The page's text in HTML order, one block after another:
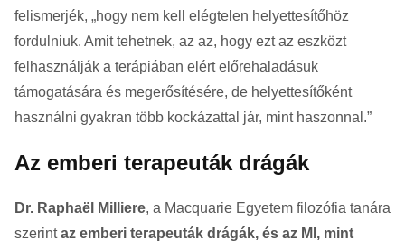
felismerjék, „hogy nem kell elégtelen helyettesítőhöz
fordulniuk. Amit tehetnek, az az, hogy ezt az eszközt
felhasználják a terápiában elért előrehaladásuk
támogatására és megerősítésére, de helyettesítőként
használni gyakran több kockázattal jár, mint haszonnal.”
Az emberi terapeuták drágák
Dr. Raphaël Milliere, a Macquarie Egyetem filozófia tanára
szerintaz emberi terapeuták drágák, és az MI, mint